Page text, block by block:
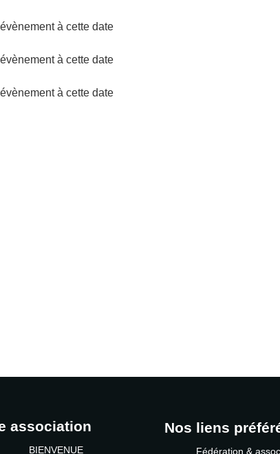
à cette date
à cette date
à cette date
association
BIENVENUE
Nos liens
Fédération &